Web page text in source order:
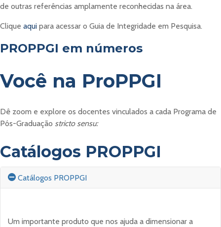
de outras referências amplamente reconhecidas na área.
Clique aqui para acessar o Guia de Integridade em Pesquisa.
PROPPGI em números
Você na ProPPGI
Dê zoom e explore os docentes vinculados a cada Programa de
Pós-Graduação stricto sensu:
Catálogos PROPPGI
Catálogos PROPPGI
Um importante produto que nos ajuda a dimensionar a